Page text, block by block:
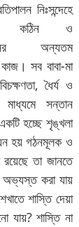
নিঃসন্দেহে
কঠিন ও
অন্যতম
সব বাবা-মা
ধৈর্য ও
মাধ্যমে সন্তান
হচ্ছে শৃঙ্খলা
হয় গঠনমূলক ও
তা জানতে
অভ্যস্ত করা যায়
শাস্তি দেয়া
যায়? শাস্তি না